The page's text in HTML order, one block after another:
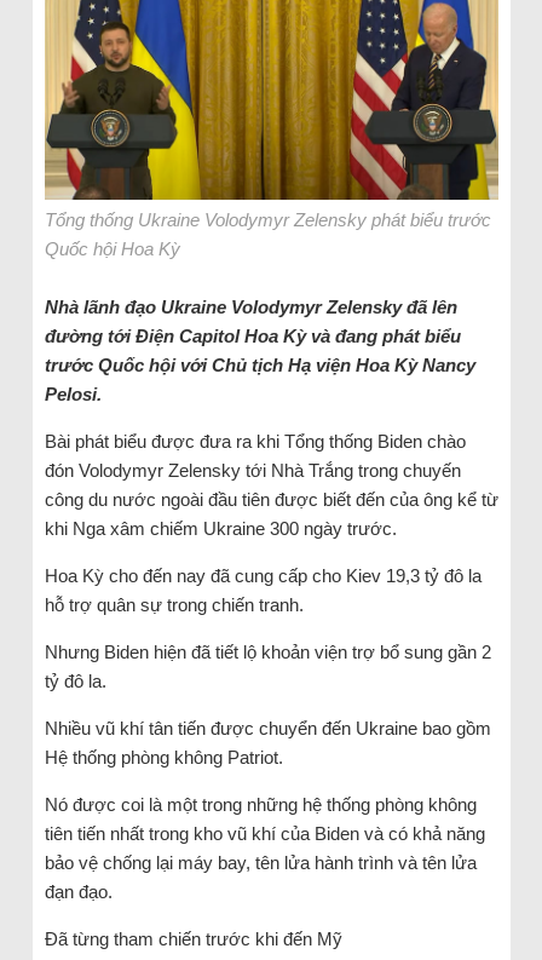
Tổng thống Ukraine Volodymyr Zelensky phát biểu trước
Quốc hội Hoa Kỳ
Nhà lãnh đạo Ukraine Volodymyr Zelensky đã lên
đường tới Điện Capitol Hoa Kỳ và đang phát biểu
trước Quốc hội với Chủ tịch Hạ viện Hoa Kỳ Nancy
Pelosi.
Bài phát biểu được đưa ra khi Tổng thống Biden chào
đón Volodymyr Zelensky tới Nhà Trắng trong chuyến
công du nước ngoài đầu tiên được biết đến của ông kể từ
khi Nga xâm chiếm Ukraine 300 ngày trước.
Hoa Kỳ cho đến nay đã cung cấp cho Kiev 19,3 tỷ đô la
hỗ trợ quân sự trong chiến tranh.
Nhưng Biden hiện đã tiết lộ khoản viện trợ bổ sung gần 2
tỷ đô la.
Nhiều vũ khí tân tiến được chuyển đến Ukraine bao gồm
Hệ thống phòng không Patriot.
Nó được coi là một trong những hệ thống phòng không
tiên tiến nhất trong kho vũ khí của Biden và có khả năng
bảo vệ chống lại máy bay, tên lửa hành trình và tên lửa
đạn đạo.
Đã từng tham chiến trước khi đến Mỹ